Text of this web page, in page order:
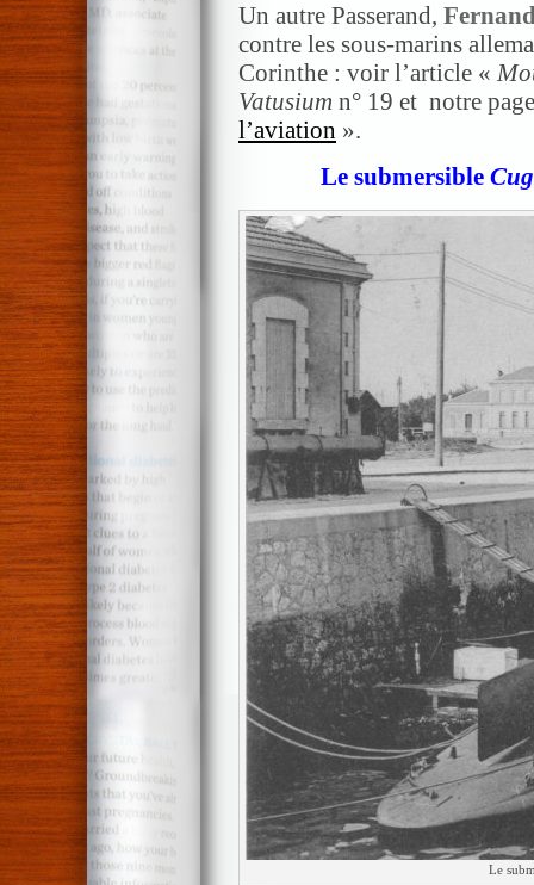
Un autre Passerand,
contre les sous-marins
Corinthe : voir l’article «
Vatusium n° 19 et notre
l’aviation ».
Le submersible
Le